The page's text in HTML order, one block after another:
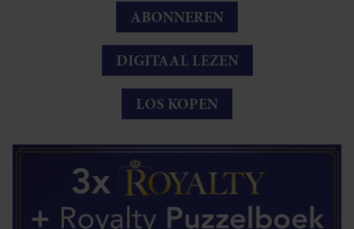
ABONNEREN
DIGITAAL LEZEN
LOS KOPEN